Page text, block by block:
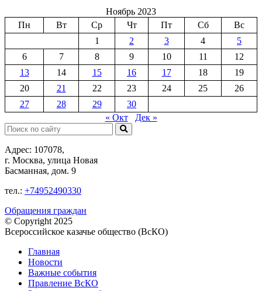
Ноябрь 2023
Пн
Вт Ср Чт Пт Сб
Вс
1
2 3 4
5
6
7 8 9 10 11
12
13
14 15 16 17 18
19
20
21 22 23 24 25
26
27
28 29
30
« Окт
Дек »
Поиск:
Адрес: 107078,
г. Москва, улица Новая
Басманная, дом. 9
тел.: +74952490330
Обращения граждан
© Copyright 2025
Всероссийское казачье общество (ВсКО)
Главная
Новости
Важные события
Правление ВсКО